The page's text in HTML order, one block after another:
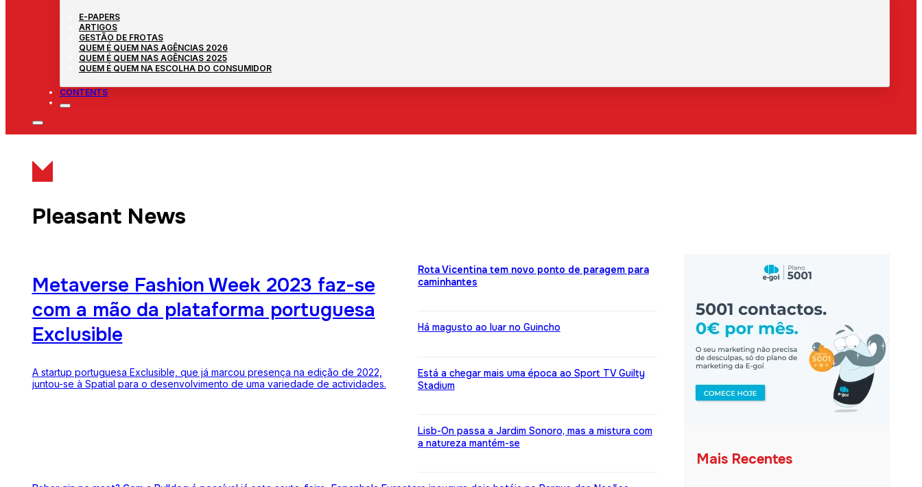
E-PAPERS
ARTIGOS
GESTÃO DE FROTAS
QUEM É QUEM NAS AGÊNCIAS 2026
QUEM É QUEM NAS AGÊNCIAS 2025
QUEM É QUEM NA ESCOLHA DO CONSUMIDOR
CONTENTS
Pleasant News
Metaverse Fashion Week 2023 faz-se
com a mão da plataforma portuguesa
Exclusible
A startup portuguesa Exclusible, que já marcou presença na edição de 2022,
juntou-se à Spatial para o desenvolvimento de uma variedade de actividades.
Rota Vicentina tem novo ponto de paragem para
caminhantes
Há magusto ao luar no Guincho
Está a chegar mais uma época ao Sport TV Guilty
Stadium
Lisb-On passa a Jardim Sonoro, mas a mistura com
a natureza mantém-se
Mais Recentes